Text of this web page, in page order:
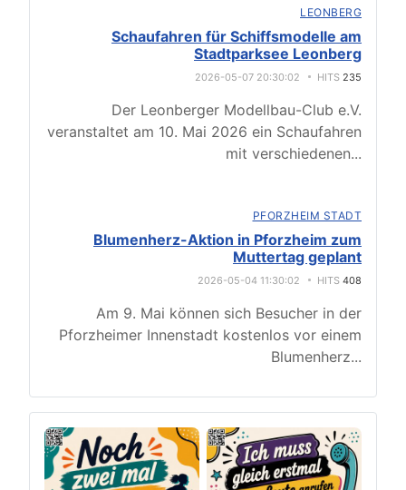
LEONBERG
Schaufahren für Schiffsmodelle am
Stadtparksee Leonberg
2026-05-07 20:30:02 HITS 235
Der Leonberger Modellbau-Club e.V.
veranstaltet am 10. Mai 2026 ein Schaufahren
mit verschiedenen...
PFORZHEIM STADT
Blumenherz-Aktion in Pforzheim zum
Muttertag geplant
2026-05-04 11:30:02 HITS 408
Am 9. Mai können sich Besucher in der
Pforzheimer Innenstadt kostenlos vor einem
Blumenherz...